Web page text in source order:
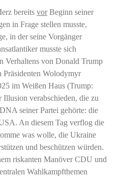
bereits vorBeginn seiner
in Frage stellen musste,
in der seine Vorgänger
musste sich
Verhaltens von Donald Trump
Präsidenten Wolodymyr
im Weißen Haus (Trump:
Illusion verabschieden, die zu
seiner Partei gehörte: die
An diesem Tag verflog die
was wolle, die Ukraine
und beschützen würden.
riskanten Manöver CDU und
Wahlkampfthemen